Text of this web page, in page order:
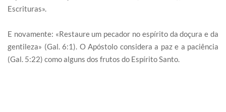
Escrituras».
E novamente: «Restaure um pecador no espírito da doçura e da
gentileza» (Gal. 6:1). O Apóstolo considera a paz e a paciência
(Gal. 5:22) como alguns dos frutos do Espírito Santo.